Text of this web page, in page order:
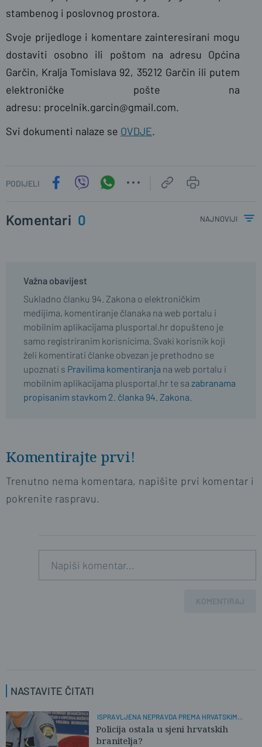
stambenog i poslovnog prostora.
Svoje prijedloge i komentare zainteresirani mogu
dostaviti osobno ili poštom na adresu Općina
Garčin, Kralja Tomislava 92, 35212 Garčin ili putem
elektroničke pošte na
adresu: procelnik.garcin@gmail.com.
Svi dokumenti nalaze se OVDJE.
PODIJELI
Komentari 0 najnoviji
Važna obavijest
Sukladno članku 94. Zakona o elektroničkim
medijima, komentiranje članaka na web portalu i
mobilnim aplikacijama plusportal.hr dopušteno je
samo registriranim korisnicima. Svaki korisnik koji
želi komentirati članke obvezan je prethodno se
upoznati s Pravilima komentiranja na web portalu i
mobilnim aplikacijama plusportal.hr te sa zabranama
propisanim stavkom 2. članka 94. Zakona.
Komentirajte prvi!
Trenutno nema komentara, napišite prvi komentar i
pokrenite raspravu.
KOMENTIRAJ
NASTAVITE ČITATI
ISPRAVLJENA NEPRAVDA PREMA HRVATSKIM
POLICAJCIMA
Policija ostala u sjeni hrvatskih
branitelja?